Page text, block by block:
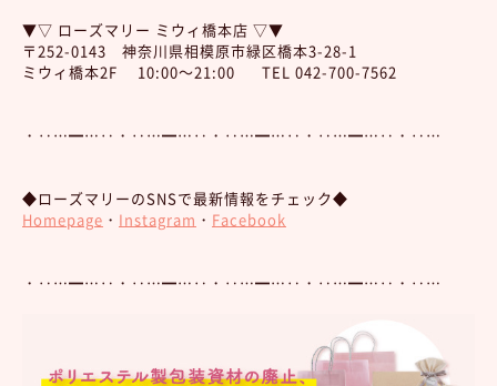
▼▽ ローズマリー ミウィ橋本店 ▽▼
〒252-0143 神奈川県相模原市緑区橋本3-28-1
ミウィ橋本2F 10:00～21:00 TEL 042-700-7562
・‥…━…‥・‥…━…‥・‥…━…‥・‥…━…‥・‥…
◆ローズマリーのSNSで最新情報をチェック◆
Homepage ・ Instagram ・ Facebook
・‥…━…‥・‥…━…‥・‥…━…‥・‥…━…‥・‥…